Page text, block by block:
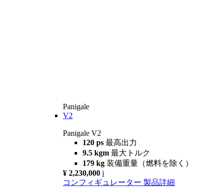
Panigale
V2
Panigale V2
120 ps 最高出力
9.5 kgm 最大トルク
179 kg 装備重量（燃料を除く）
¥ 2,230,000 i
コンフィギュレーター 製品詳細